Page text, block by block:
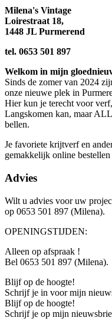
Milena's Vintage
Loirestraat 18,
1448 JL Purmerend
tel. 0653 501 897
Welkom in mijn
Sinds de zomer van 2024
onze nieuwe plek in
Hier kun je terecht voor
Langskomen kan, maar
bellen.
Je favoriete krijtverf en
gemakkelijk online
Advies
Wilt u advies voor uw
op 0653 501 897 (Milena).
OPENINGSTIJDEN:
Alleen op afspraak !
Bel 0653 501 897 (Milena).
Blijf op de hoogte!
Schrijf je in voor mijn
Blijf op de hoogte!
Schrijf je op mijn